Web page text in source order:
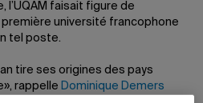
l’UQAM faisait figure de
université francophone
tel poste.
tire ses origines des pays
rappelle Dominique Demers